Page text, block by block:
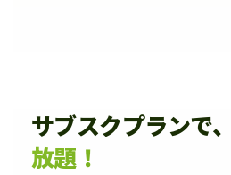
サブスクプランで、
放題！